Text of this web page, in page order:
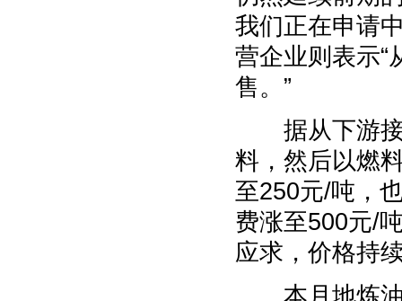
我们正在申请
营企业则表示“
售。”
据从下游接
料，然后以燃
至250元/吨，
费涨至500元/
应求，价格持